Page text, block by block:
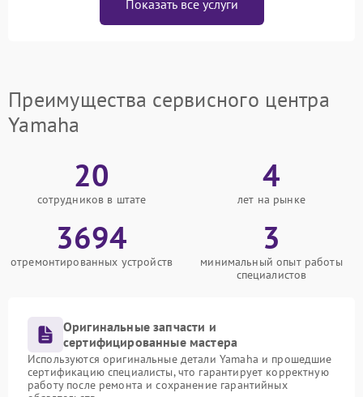
Показать все услуги
Преимущества сервисного центра
Yamaha
20
сотрудников в штате
4
лет на рынке
3694
отремонтированных устройств
3
минимальный опыт работы
специалистов
Оригинальные запчасти и
сертифицированные мастера
Используются оригинальные детали Yamaha и прошедшие
сертификацию специалисты, что гарантирует корректную
работу после ремонта и сохранение гарантийных